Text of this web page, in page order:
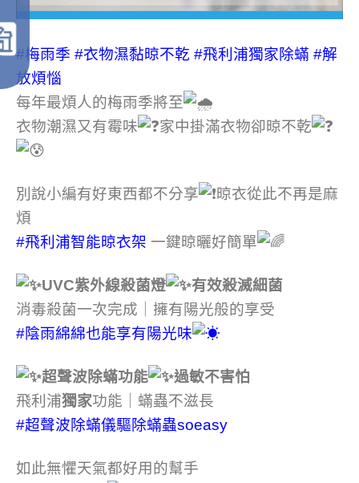
#梅雨季 #衣物濕黏晾不乾 #飛利浦獨家除蟎 #解
放煩惱
每年最煩人的梅雨季將至
衣物潮濕又有霉味
家中掛滿衣物卻晾不乾
別說小編有好東西都不分享
晾衣從此不再是麻
煩
#飛利浦智能晾衣架 一鍵晾曬好簡單
UVC紫外線殺菌燈
有效殺滅細菌
消毒殺菌一次完成｜擁有陽光般的享受
#陰雨綿綿也能享有陽光味
超聲波除蟎功能
過敏不害怕
飛利浦獨家功能｜蟎蟲不滋長
#超聲波除蟎儀驅除蟎蟲soeasy
如此無懼天氣都好用的幫手